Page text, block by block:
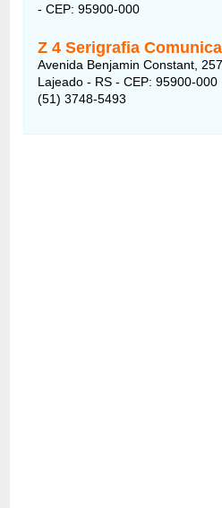
- CEP: 95900-000
Z 4 Serigrafia
Avenida Benjamin Constant,
Lajeado - RS - CEP: 95900-000
(51) 3748-5493